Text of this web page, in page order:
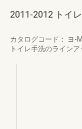
2011-2012 トイ
カタログコード： ヨ-
トイレ手洗のライン